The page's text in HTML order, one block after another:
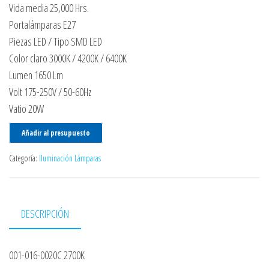
Vida media 25,000 Hrs.
Portalámparas E27
Piezas LED / Tipo SMD LED
Color claro 3000K / 4200K / 6400K
Lumen 1650 Lm
Volt 175-250V / 50-60Hz
Vatio 20W
Añadir al presupuesto
Categoría: Iluminación Lámparas
DESCRIPCIÓN
001-016-0020C 2700K